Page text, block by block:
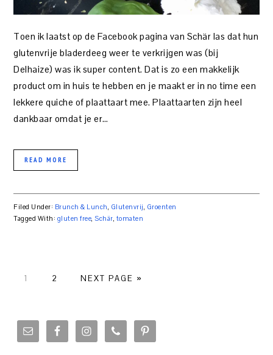
Toen ik laatst op de Facebook pagina van Schär las dat hun
glutenvrije bladerdeeg weer te verkrijgen was (bij
Delhaize) was ik super content. Dat is zo een makkelijk
product om in huis te hebben en je maakt er in no time een
lekkere quiche of plaattaart mee. Plaattaarten zijn heel
dankbaar omdat je er…
READ MORE
Filed Under: Brunch & Lunch Glutenvrij Groenten
Tagged With: gluten free ,Schär tomaten
PAGE
1 PAGE
2 NEXT PAGE »
SIDEBAR